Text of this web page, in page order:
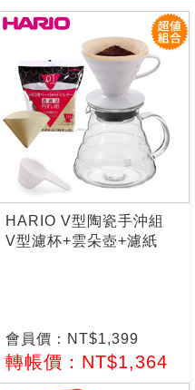
HARIO V型陶瓷手沖組
V型濾杯+雲朵壺+濾紙
會員價：NT$1,399
轉帳價：NT$1,364